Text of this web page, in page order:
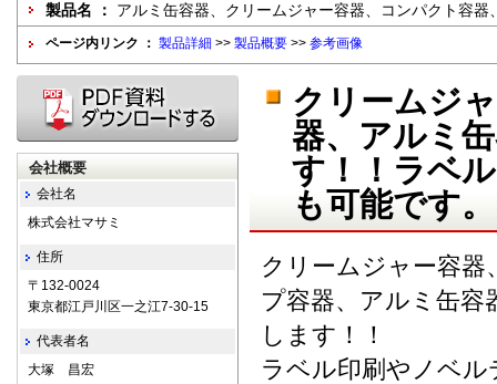
製品名 ： アルミ缶容器、クリームジャー容器、コンパクト容器
ページ内リンク ： 製品詳細 >> 製品概要 >> 参考画像
クリームジ
器、アルミ
す！！ラベ
も可能です
クリームジャー容
プ容器、アルミ缶容
します！！
ラベル印刷やノベ
会社概要
会社名
株式会社マサミ
住所
〒132-0024
東京都江戸川区一之江7-30-15
代表者名
大塚 昌宏